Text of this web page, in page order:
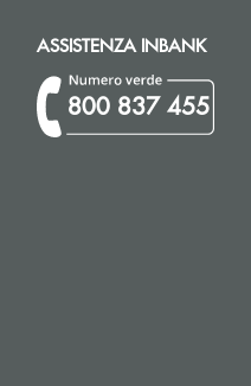
una nuova finestra
una nuova finestra
ASSISTENZA INBANK
800 837 455